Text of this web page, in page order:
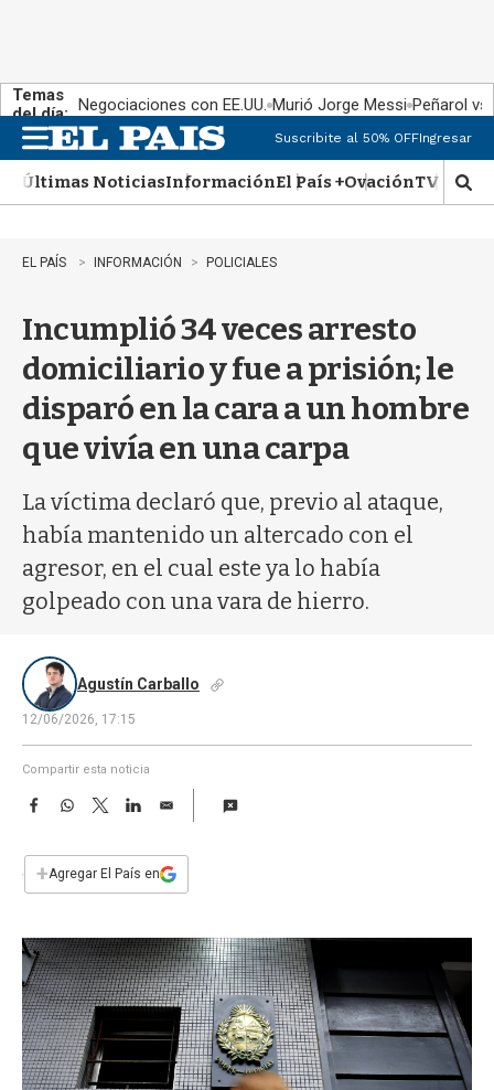
Temas
del día: Negociaciones con EE.UU. Murió Jorge Messi Peñarol
n
u
Suscribite al 50% OFFIngresar
Últimas NoticiasInformaciónEl País +OvaciónTV Show
M
o
q
EL PAÍS INFORMACIÓN POLICIALES
Incumplió 34 veces arresto
domiciliario y fue a prisión; le
disparó en la cara a un hombre
que vivía en una carpa
La víctima declaró que, previo al ataque,
había mantenido un altercado con el
agresor, en el cual este ya lo había
golpeado con una vara de hierro.
Agustín Carballo
12/06/2026, 17:15
Compartir esta noticia
F
e
b
k
W
s
p
T
w
t
L
n
E
i
l
+Agregar El País en